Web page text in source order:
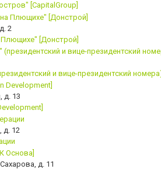
[CapitalGroup]
2
[Донстрой]
и вице-президентский
д. 13
д. 12
д. 11